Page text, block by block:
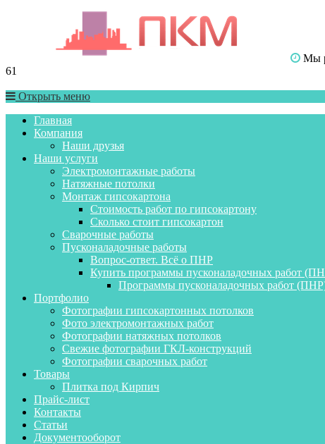
Мы
61
Открыть меню
Главная
Компания
Наши друзья
Наши услуги
Электромонтажные работы
Натяжные потолки
Монтаж гипсокартона
Стоимость работ по гипсокартону
Сколько стоит гипсокартон
Сварочные работы
Пусконаладочные работы
Вопрос-ответ. Всё о ПНР
Купить программы пусконаладочных работ
Программы пусконаладочных работ
Портфолио
Фотографии гипсокартонных потолков
Фото электромонтажных работ
Фотографии натяжных потолков
Свежие фотографии ГКЛ-конструкций
Фотографии сварочных работ
Товары
Плитка под Кирпич
Прайс-лист
Контакты
Статьи
Документооборот